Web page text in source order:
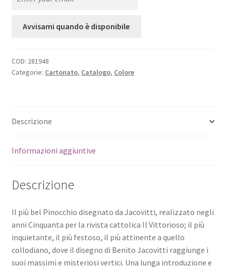
Avvisami quando è disponibile
COD: 281948
Categorie: Cartonato, Catalogo, Colore
Descrizione
Informazioni aggiuntive
Descrizione
Il più bel Pinocchio disegnato da Jacovitti, realizzato negli
anni Cinquanta per la rivista cattolica Il Vittorioso; il più
inquietante, il più festoso, il più attinente a quello
collodiano, dove il disegno di Benito Jacovitti raggiunge i
suoi massimi e misteriosi vertici. Una lunga introduzione e